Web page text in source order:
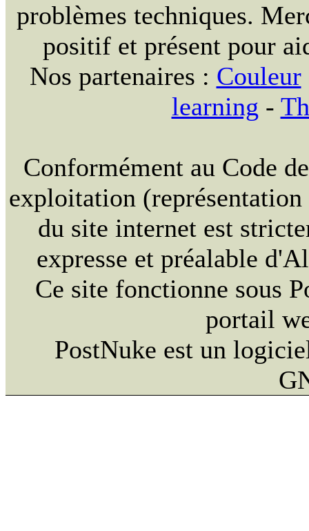
problèmes techniques.
positif et présent pour
Nos partenaires : Couleur
learning -
Conformément au Code
exploitation
du site internet est
expresse et préalable
Ce site fonctionne sous
portail
PostNuke est un